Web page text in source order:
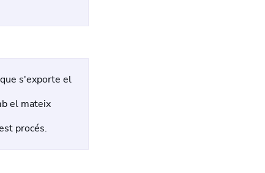
s'exporte el
el mateix
procés.